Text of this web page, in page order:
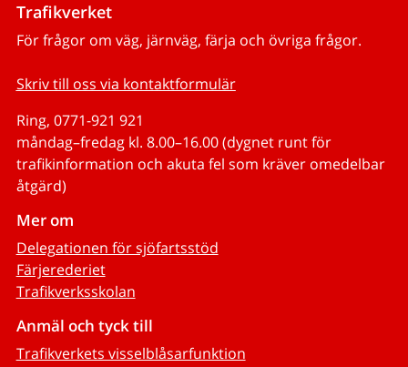
Trafikverket
För frågor om väg, järnväg, färja och övriga frågor.
Skriv till oss via kontaktformulär
Ring, 0771-921 921
måndag–fredag kl. 8.00–16.00 (dygnet runt för
trafikinformation och akuta fel som kräver omedelbar
åtgärd)
Mer om
Delegationen för sjöfartsstöd
Färjerederiet
Trafikverksskolan
Anmäl och tyck till
Trafikverkets visselblåsarfunktion